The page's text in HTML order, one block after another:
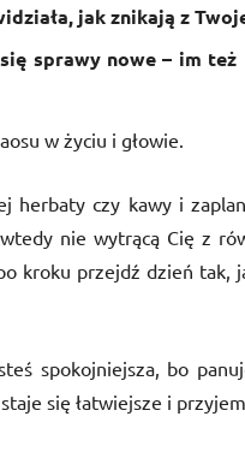
jak znikają z
sprawy nowe – im
w życiu i głowie.
herbaty czy kawy i
nie wytrącą Cię z
kroku przejdź dzień tak,
spokojniejsza, bo
się łatwiejsze i